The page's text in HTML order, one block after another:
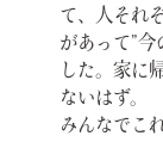
て、人それ
があって”今
した。家に
ないはず。
みんなでこ